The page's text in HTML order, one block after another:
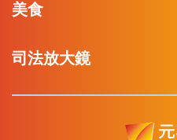
美食
司法放大鏡